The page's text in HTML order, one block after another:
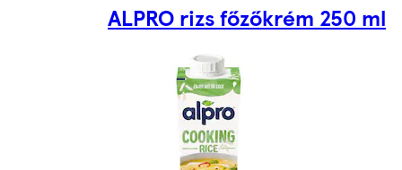
ALPRO rizs főzőkrém 250 ml